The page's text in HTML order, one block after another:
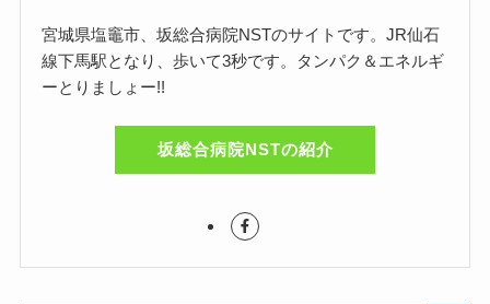
宮城県塩竈市、坂総合病院NSTのサイトです。JR仙石
線下馬駅となり、歩いて3秒です。タンパク＆エネルギ
ーとりましょー!!
坂総合病院NSTの紹介